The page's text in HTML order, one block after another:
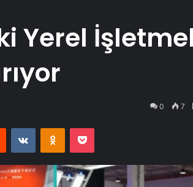
Yerel
0 7
Reddit VKontakteOdnoklassniki
Pocket